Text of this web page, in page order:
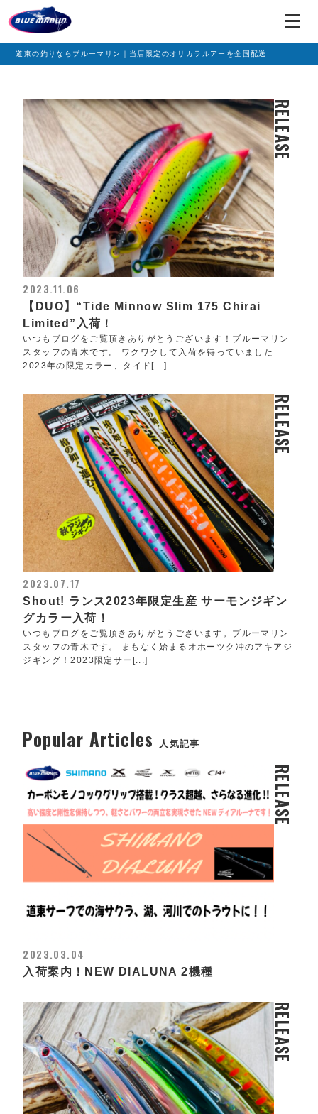
道東の釣りならブルーマリン｜当店限定のオリカラルアーを全国配送
RELEASE
2023.11.06
【DUO】“Tide Minnow Slim 175 Chirai
Limited”入荷！
いつもブログをご覧頂きありがとうございます！ブルーマリン
スタッフの青木です。 ワクワクして入荷を待っていました
2023年の限定カラー、タイド[...]
RELEASE
2023.07.17
Shout! ランス2023年限定生産 サーモンジギン
グカラー入荷！
いつもブログをご覧頂きありがとうございます。ブルーマリン
スタッフの青木です。 まもなく始まるオホーツク冲のアキアジ
ジギング！2023限定サー[...]
Popular Articles 人気記事
RELEASE
2023.03.04
入荷案内！NEW DIALUNA 2機種
RELEASE